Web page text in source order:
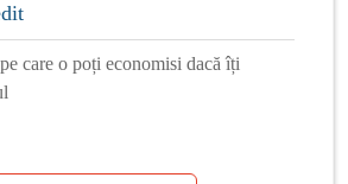
care o poți economisi dacă îți